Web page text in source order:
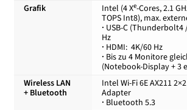
Widerrufsbelehrung und
Grafik
Intel (4 Xe-Cores, 2.1
TOPS Int8), max.
· USB-C (Thunderbolt4
Hz
· HDMI: 4K/60 Hz
· Bis zu 4 Monitore
(Notebook-Display + 3
Wireless LAN
+ Bluetooth
Intel Wi-Fi 6E AX211
Adapter
· Bluetooth 5.3